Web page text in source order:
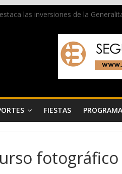
las inversiones de la
de Dénia reunirá durante agosto
2026 reciben las llaves de la
anima a la juventud a disfrutar de
FIESTAS
fotográfico